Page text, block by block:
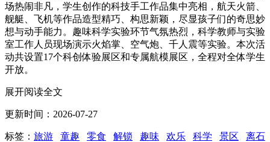
场热闹非凡，学生创作的科技手工作品集中亮相，航天火箭、
舰艇、飞机等作品造型精巧、构思新颖，尽显孩子们的奇思妙
想与动手能力。趣味科学实验环节气氛热烈，科学教师与实验
室工作人员现场演示火焰掌、空气炮、千人震等实验。本次活
动共设置17个科创体验展区和专属航模展区，全程对全体学生
开放。
展开阅读全文
更新时间：2026-07-27
标签： 旅游 童趣 零食 解锁 趣味 欢乐 科学 景区
离石